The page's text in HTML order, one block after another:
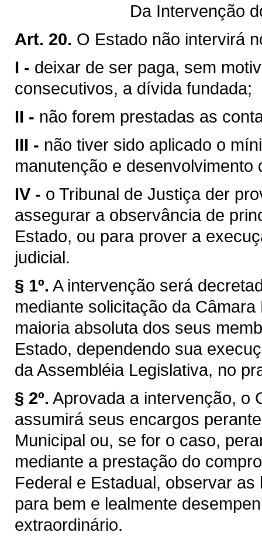
Da Intervenção
Art. 20. O Estado não intervirá
I - deixar de ser paga, sem
consecutivos, a dívida fundada;
II - não forem prestadas as
III - não tiver sido aplicado o
manutenção e desenvolvimento
IV - o Tribunal de Justiça der
assegurar a observância de
Estado, ou para prover a
judicial.
§ 1º. A intervenção será
mediante solicitação da
maioria absoluta dos seus
Estado, dependendo sua
da Assembléia Legislativa, no
§ 2º. Aprovada a intervenção, o
assumirá seus encargos
Municipal ou, se for o caso,
mediante a prestação do
Federal e Estadual, observar
para bem e lealmente
extraordinário.